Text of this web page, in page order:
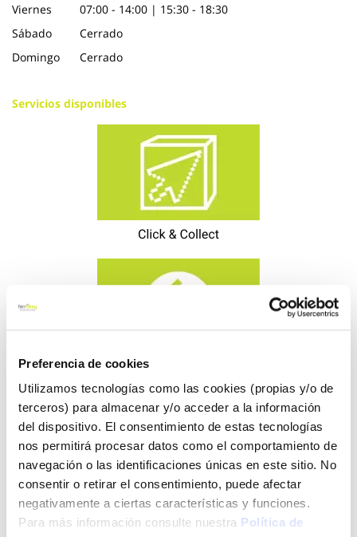
Preferencia de cookies
Utilizamos tecnologías como las cookies (propias y/o de
terceros) para almacenar y/o acceder a la información
del dispositivo. El consentimiento de estas tecnologías
nos permitirá procesar datos como el comportamiento de
navegación o las identificaciones únicas en este sitio. No
consentir o retirar el consentimiento, puede afectar
negativamente a ciertas características y funciones.
Para más información consulte nuestra Política de
Viernes
07:00 - 14:00 | 15:30 - 18:30
Sábado
Cerrado
Domingo
Cerrado
Servicios disponibles